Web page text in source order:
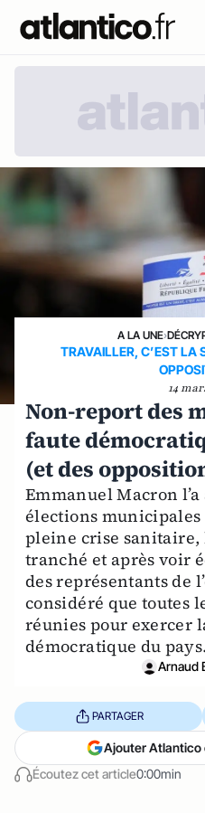
A LA UNE›
TRAVAILLER, C’EST LA
14
Non-report des
faute
(et des
Emmanuel Macron
élections municipales
pleine crise sanitaire,
tranché et après voir
des représentants de
considéré que toutes
réunies pour exercer
démocratique du pays.
Arnaud
Écoutez cet article0:00min
PARTAGER
Ajouter Atlantico